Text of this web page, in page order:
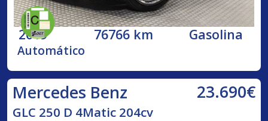
2019 76766 km Gasolina
Automático
Mercedes Benz 23.690€
GLC 250 D 4Matic 204cv